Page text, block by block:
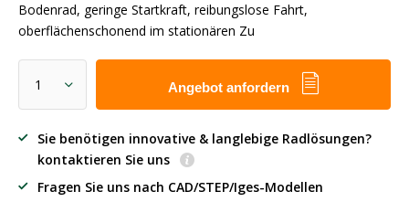
Bodenrad, geringe Startkraft, reibungslose Fahrt,
oberflächenschonend im stationären Zu
Angebot anfordern
Sie benötigen innovative & langlebige Radlösungen?
kontaktieren Sie uns
Fragen Sie uns nach CAD/STEP/Iges-Modellen